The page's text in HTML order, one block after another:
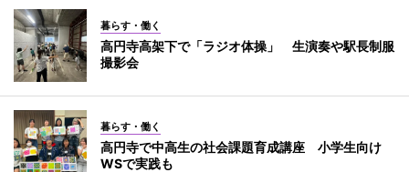
暮らす・働く
高円寺高架下で「ラジオ体操」 生演奏や駅長制服
撮影会
暮らす・働く
高円寺で中高生の社会課題育成講座 小学生向け
WSで実践も